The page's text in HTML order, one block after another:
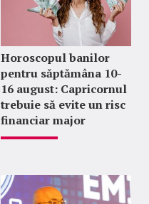
Horoscopul banilor
pentru săptămâna 10-
16 august: Capricornul
trebuie să evite un risc
financiar major